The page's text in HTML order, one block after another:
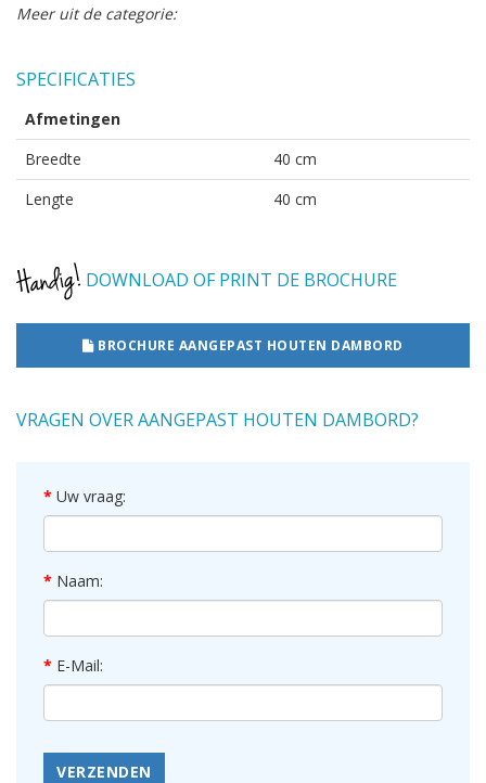
Meer uit de categorie:
SPECIFICATIES
Afmetingen
Breedte
40 cm
Lengte
40 cm
DOWNLOAD OF PRINT DE BROCHURE
BROCHURE AANGEPAST HOUTEN DAMBORD
VRAGEN OVER AANGEPAST HOUTEN DAMBORD?
Uw vraag:
Naam:
E-Mail:
VERZENDEN